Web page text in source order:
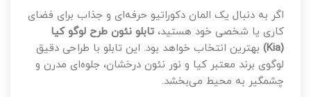
اگر به دنبال یک المان دکوراتیو حرفه‌ای و جذاب برای فضای
کاری یا شخصی خود هستید، تابلو نئون طرح لوگو کیا
(Kia)
بهترین انتخاب خواهد بود. این تابلو با طراحی دقیق
لوگوی برند معتبر کیا و نور نئون درخشان، جلوه‌ای مدرن و
چشمگیر به محیط می‌بخشد.